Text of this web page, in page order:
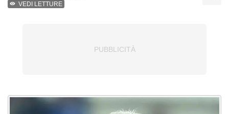
VEDI LETTURE